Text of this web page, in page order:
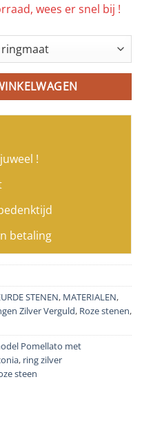
wees er snel bij !
!
betaling
STENEN, MATERIALEN,
Zilver Verguld, Roze stenen,
Pomellato met
, ring zilver
steen